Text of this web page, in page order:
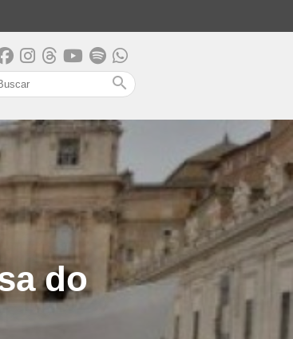
search
do